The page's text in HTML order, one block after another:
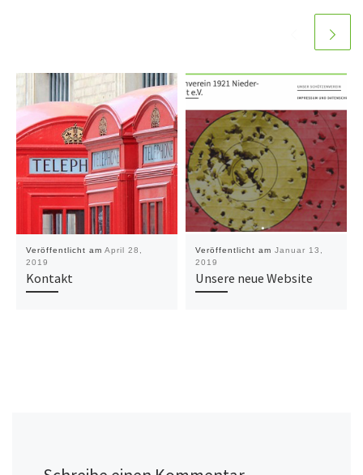
Veröffentlicht am April 28,
2019
Kontakt
Veröffentlicht am Januar 13,
2019
Unsere neue Website